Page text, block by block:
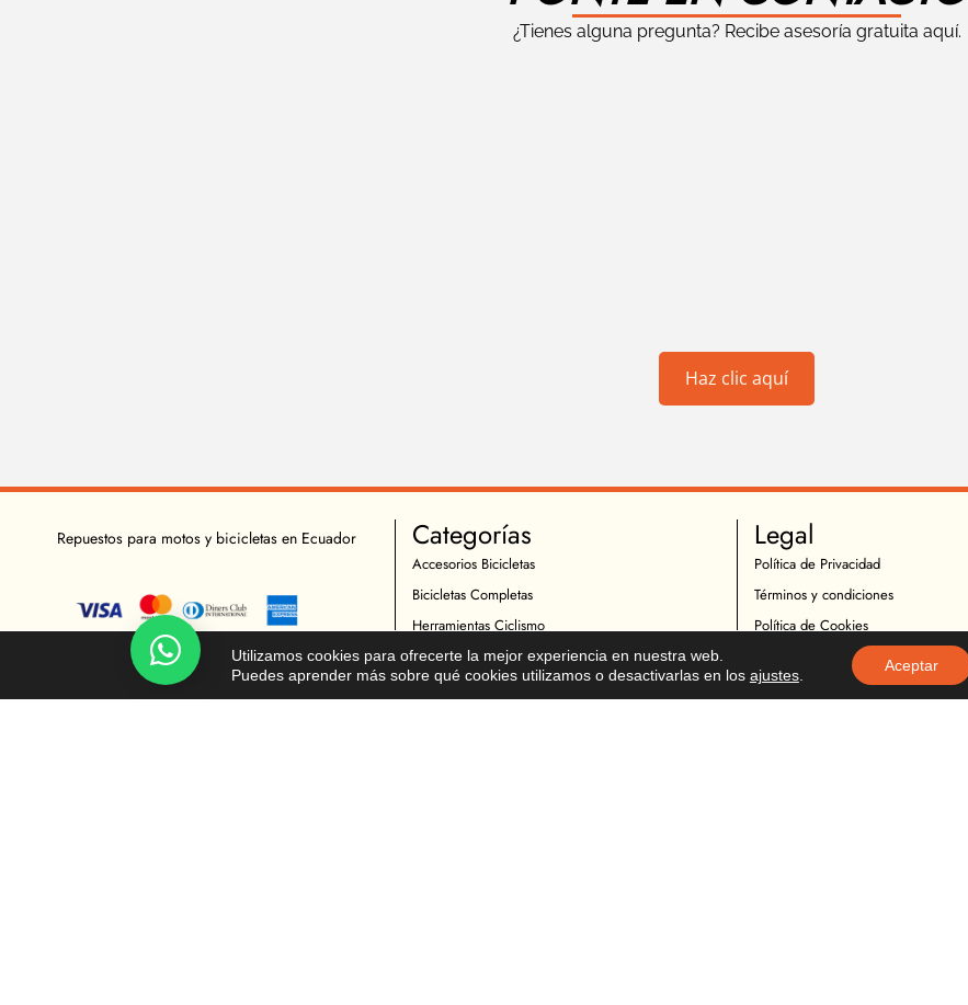
¿Tienes alguna pregunta? Recibe asesoría gratuita aquí.
Haz clic aquí
Repuestos para motos y bicicletas en Ecuador Categorías
Accesorios Bicicletas
Bicicletas Completas
Herramientas Ciclismo
Indumentaria Ciclistas
Repuestos Bicicletas
Legal
Política de Privacidad
Términos y condiciones
Política de Cookies
Política de Devoluciones
Descargo de Responsabilidad
Utilizamos cookies para ofrecerte la mejor experiencia en nuestra web.
Puedes aprender más sobre qué cookies utilizamos o desactivarlas en los ajustes.
Aceptar
Chatea!